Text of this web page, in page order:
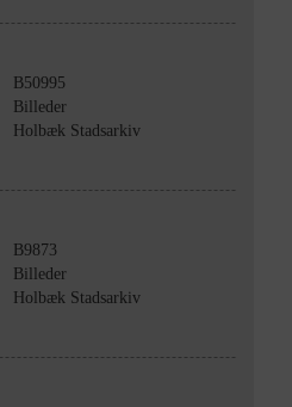
B50995
Billeder
Holbæk Stadsarkiv
B9873
Billeder
Holbæk Stadsarkiv